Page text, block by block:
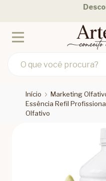
Início
Marketing
Essência Refil
Olfativo